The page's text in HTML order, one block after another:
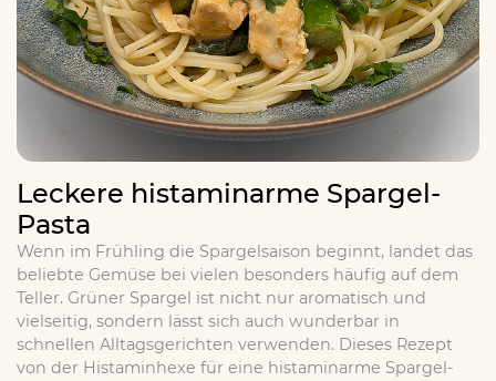
Leckere histaminarme Spargel-
Pasta
Wenn im Frühling die Spargelsaison beginnt, landet das
beliebte Gemüse bei vielen besonders häufig auf dem
Teller. Grüner Spargel ist nicht nur aromatisch und
vielseitig, sondern lässt sich auch wunderbar in
schnellen Alltagsgerichten verwenden. Dieses Rezept
von der Histaminhexe für eine histaminarme Spargel-